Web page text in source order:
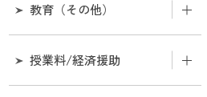
学年暦・授業計画
シラバスについて
教育（その他）
研究生・科目等履修生につ
いて
授業料/経済援助